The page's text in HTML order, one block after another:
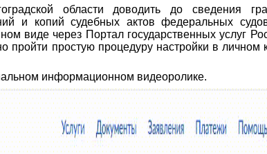
области доводить до сведения
и копий судебных актов федеральных
виде через Портал государственных услуг
пройти простую процедуру настройки в личном
информационном видеоролике.